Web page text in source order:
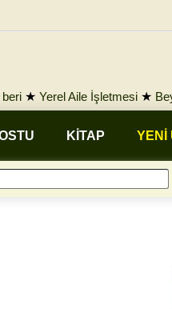
beri ★ Yerel Aile İşletmesi ★
KİTAP YENİ